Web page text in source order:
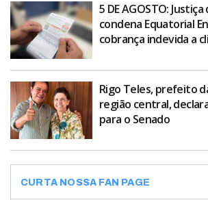
5 DE AGOSTO:
condena Equatorial
cobrança indevida a
Rigo Teles, prefeito
região central,
para o Senado
CURTA NOSSA FAN PAGE